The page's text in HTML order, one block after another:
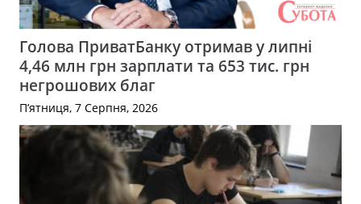
Голова ПриватБанку отримав у липні
4,46 млн грн зарплати та 653 тис. грн
негрошових благ
П’ятниця, 7 Серпня, 2026